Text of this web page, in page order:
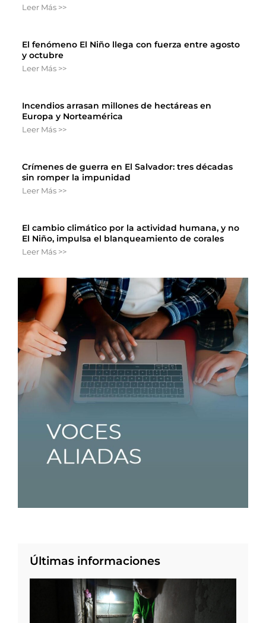
Leer Más >>
El fenómeno El Niño llega con fuerza entre agosto
y octubre
Leer Más >>
Incendios arrasan millones de hectáreas en
Europa y Norteamérica
Leer Más >>
Crímenes de guerra en El Salvador: tres décadas
sin romper la impunidad
Leer Más >>
El cambio climático por la actividad humana, y no
El Niño, impulsa el blanqueamiento de corales
Leer Más >>
Últimas informaciones